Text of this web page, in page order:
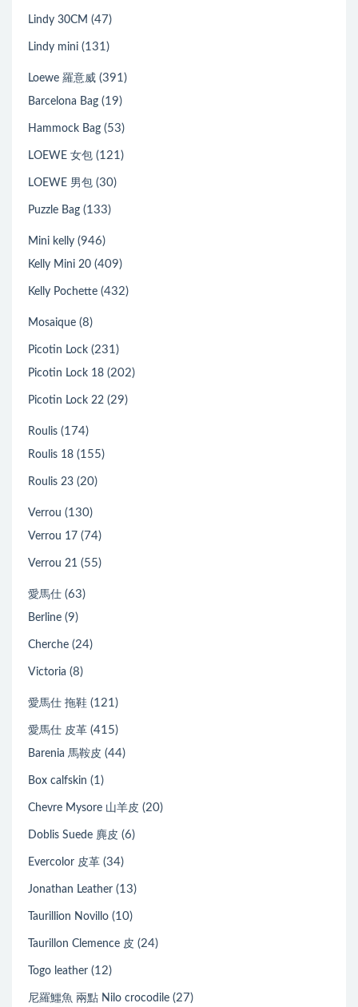
Lindy 30CM (47)
Lindy mini (131)
Loewe 羅意威 (391)
Barcelona Bag (19)
Hammock Bag (53)
LOEWE 女包 (121)
LOEWE 男包 (30)
Puzzle Bag (133)
Mini kelly (946)
Kelly Mini 20 (409)
Kelly Pochette (432)
Mosaique (8)
Picotin Lock (231)
Picotin Lock 18 (202)
Picotin Lock 22 (29)
Roulis (174)
Roulis 18 (155)
Roulis 23 (20)
Verrou (130)
Verrou 17 (74)
Verrou 21 (55)
愛馬仕 (63)
Berline (9)
Cherche (24)
Victoria (8)
愛馬仕 拖鞋 (121)
愛馬仕 皮革 (415)
Barenia 馬鞍皮 (44)
Box calfskin (1)
Chevre Mysore 山羊皮 (20)
Doblis Suede 麂皮 (6)
Evercolor 皮革 (34)
Jonathan Leather (13)
Taurillion Novillo (10)
Taurillon Clemence 皮 (24)
Togo leather (12)
尼羅鱷魚 兩點 Nilo crocodile (27)